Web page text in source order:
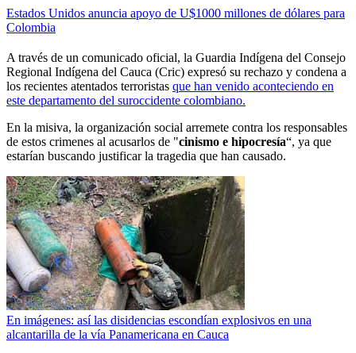
Estados Unidos anuncia apoyo de U$1000 millones de dólares para
Colombia
A través de un comunicado oficial, la Guardia Indígena del Consejo
Regional Indígena del Cauca (Cric) expresó su rechazo y condena a
los recientes atentados terroristas que han venido aconteciendo en
este departamento del suroccidente colombiano.
En la misiva, la organización social arremete contra los responsables
de estos crimenes al acusarlos de "cinismo e hipocresía“, ya que
estarían buscando justificar la tragedia que han causado.
En imágenes: así las disidencias escondían explosivos en una
alcantarilla de la vía Panamericana en Cauca